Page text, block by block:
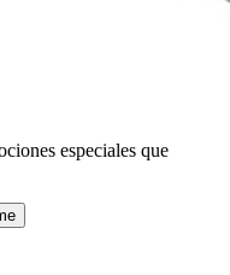
especiales que